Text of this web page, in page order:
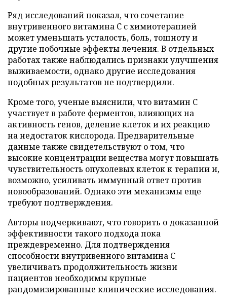
Ряд исследований показал, что сочетание
внутривенного витамина C с химиотерапией
может уменьшать усталость, боль, тошноту и
другие побочные эффекты лечения. В отдельных
работах также наблюдались признаки улучшения
выживаемости, однако другие исследования
подобных результатов не подтвердили.
Кроме того, ученые выяснили, что витамин C
участвует в работе ферментов, влияющих на
активность генов, деление клеток и их реакцию
на недостаток кислорода. Предварительные
данные также свидетельствуют о том, что
высокие концентрации вещества могут повышать
чувствительность опухолевых клеток к терапии и,
возможно, усиливать иммунный ответ против
новообразований. Однако эти механизмы еще
требуют подтверждения.
Авторы подчеркивают, что говорить о доказанной
эффективности такого подхода пока
преждевременно. Для подтверждения
способности внутривенного витамина C
увеличивать продолжительность жизни
пациентов необходимы крупные
рандомизированные клинические исследования.